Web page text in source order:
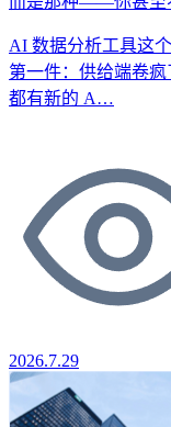
AI 数据分析工具这
第一件：供给端卷
都有新的 A…
2026.7.29